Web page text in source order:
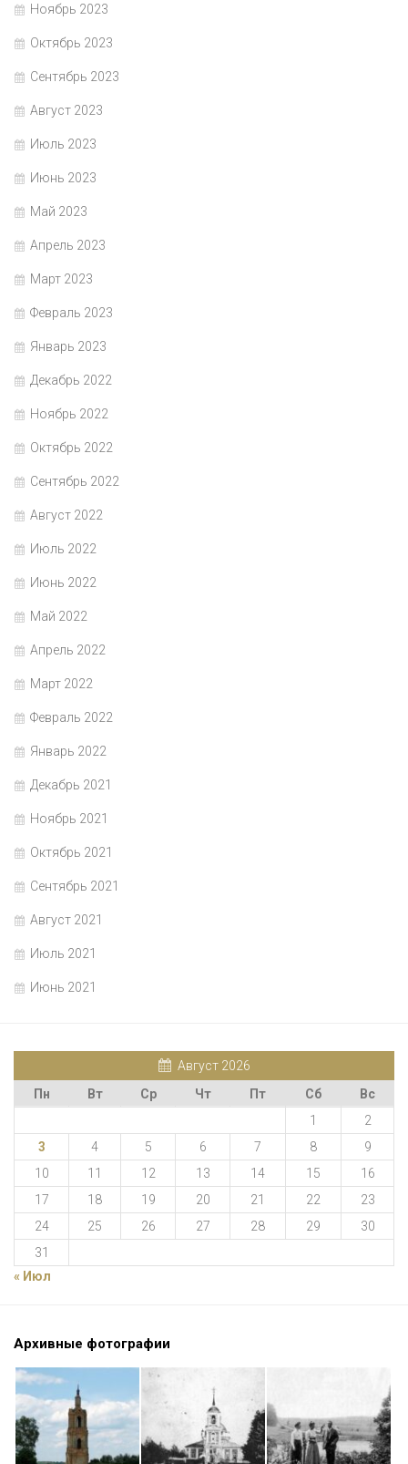
Ноябрь 2023
Октябрь 2023
Сентябрь 2023
Август 2023
Июль 2023
Июнь 2023
Май 2023
Апрель 2023
Март 2023
Февраль 2023
Январь 2023
Декабрь 2022
Ноябрь 2022
Октябрь 2022
Сентябрь 2022
Август 2022
Июль 2022
Июнь 2022
Май 2022
Апрель 2022
Март 2022
Февраль 2022
Январь 2022
Декабрь 2021
Ноябрь 2021
Октябрь 2021
Сентябрь 2021
Август 2021
Июль 2021
Июнь 2021
Август 2026
Пн
Вт Ср Чт Пт Сб
Вс
1
2
3
4 5 6 7 8
9
10
11 12 13 14 15
16
17
18 19 20 21 22
23
24
25 26 27 28 29
30
31
« Июл
Архивные фотографии